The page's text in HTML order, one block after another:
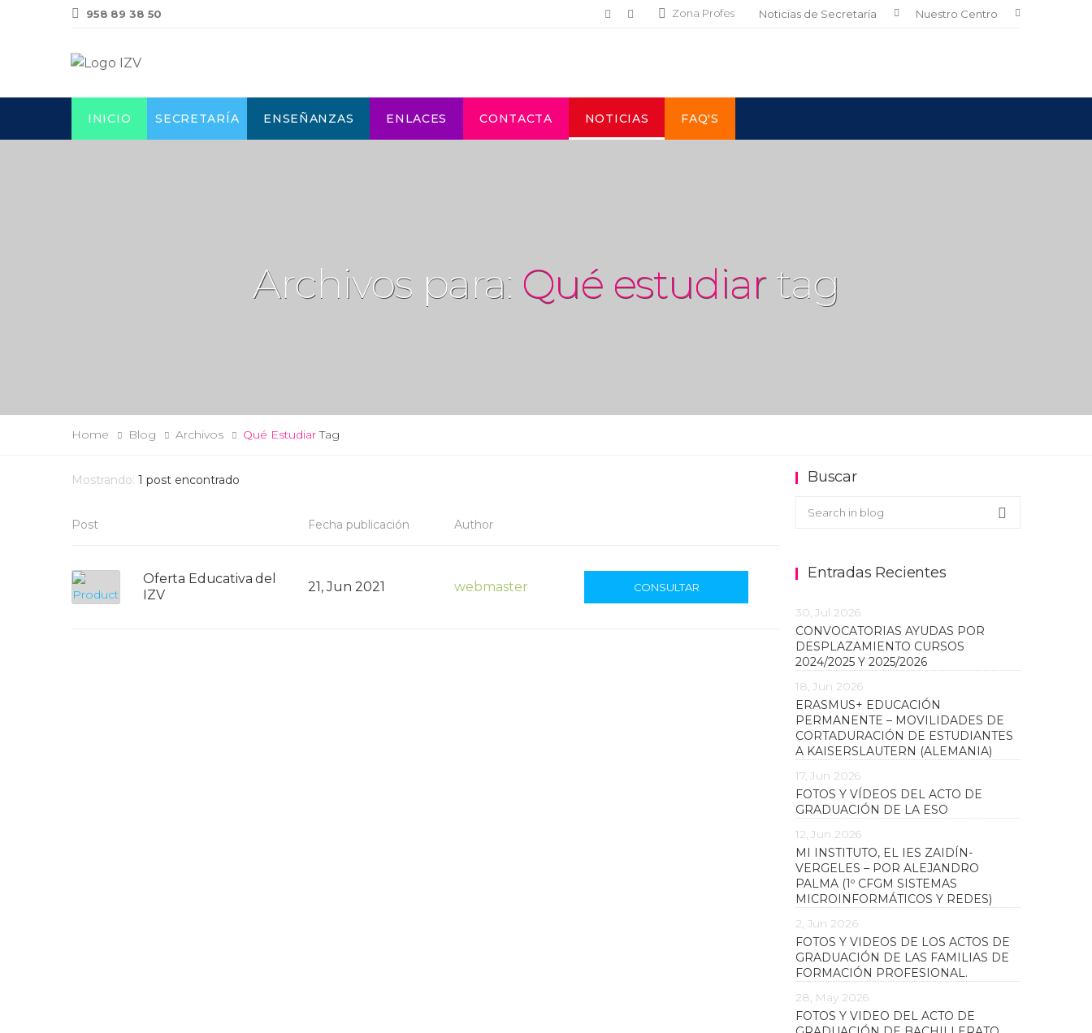
958 89 38 50 Zona Profes Noticias de Secretaría Nuestro Centro
INICIO SECRETARÍA ENSEÑANZAS ENLACES CONTACTA NOTICIAS FAQ'S
Archivos para: Qué estudiartag
Home Blog Archivos Qué EstudiarTag
Mostrando: 1 post encontrado
Post Fecha publicación Author
Oferta Educativa del
IZV
21, Jun 2021 webmaster CONSULTAR
Buscar
Buscar en el blog
Search
Entradas Recientes
30, Jul 2026
CONVOCATORIAS AYUDAS POR
DESPLAZAMIENTO CURSOS
2024/2025 Y 2025/2026
18, Jun 2026
ERASMUS+ EDUCACIÓN
PERMANENTE – MOVILIDADES DE
CORTADURACIÓN DE ESTUDIANTES
A KAISERSLAUTERN (ALEMANIA)
17, Jun 2026
FOTOS Y VÍDEOS DEL ACTO DE
GRADUACIÓN DE LA ESO
12, Jun 2026
MI INSTITUTO, EL IES ZAIDÍN-
VERGELES – POR ALEJANDRO
PALMA (1º CFGM SISTEMAS
MICROINFORMÁTICOS Y REDES)
2, Jun 2026
FOTOS Y VIDEOS DE LOS ACTOS DE
GRADUACIÓN DE LAS FAMILIAS DE
FORMACIÓN PROFESIONAL.
28, May 2026
FOTOS Y VIDEO DEL ACTO DE